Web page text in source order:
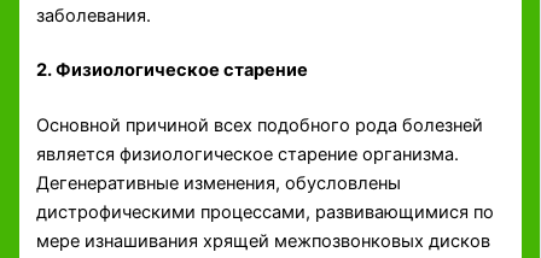
заболевания.
2. Физиологическое старение
Основной причиной всех подобного рода болезней
является физиологическое старение организма.
Дегенеративные изменения, обусловлены
дистрофическими процессами, развивающимися по
мере изнашивания хрящей межпозвонковых дисков